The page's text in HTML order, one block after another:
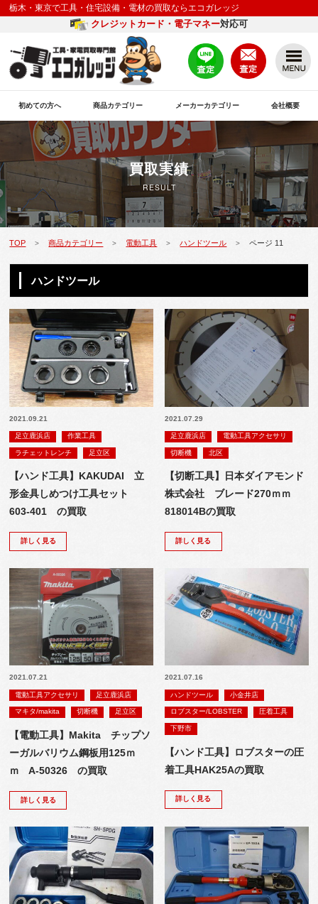
栃木・東京で工具・住宅設備・電材の買取ならエコガレッジ
クレジットカード・電子マネー対応可
初めての方へ 商品カテゴリー メーカーカテゴリー 会社概要
買取実績
RESULT
TOP > 商品カテゴリー > 電動工具 > ハンドツール > ページ 11
ハンドツール
2021.09.21
足立鹿浜店 作業工具
ラチェットレンチ 足立区
【ハンド工具】KAKUDAI 立
形金具しめつけ工具セット
603-401 の買取
詳しく見る
2021.07.29
足立鹿浜店 電動工具アクセサリ
切断機 北区
【切断工具】日本ダイアモンド
株式会社 ブレード270ｍｍ
818014Bの買取
詳しく見る
2021.07.21
電動工具アクセサリ 足立鹿浜店
マキタ/makita 切断機 足立区
【電動工具】Makita チップソ
ーガルバリウム鋼板用125ｍ
ｍ A-50326 の買取
詳しく見る
2021.07.16
ハンドツール 小金井店
ロブスター/LOBSTER 圧着工具
下野市
【ハンド工具】ロブスターの圧
着工具HAK25Aの買取
詳しく見る